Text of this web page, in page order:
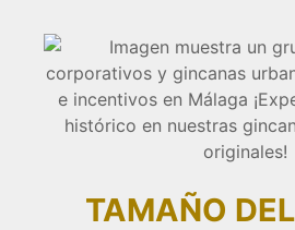
TAMAÑO